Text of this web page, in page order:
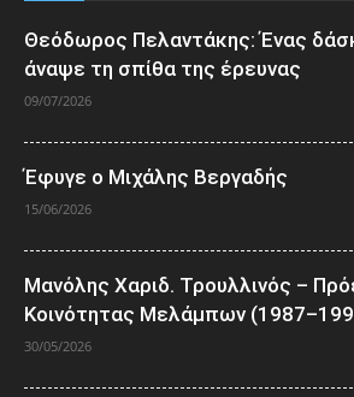
Θεόδωρος Πελαντάκης: Ένας
άναψε τη σπίθα της έρευνας
09/07/2026
Έφυγε ο Μιχάλης Βεργαδής
15/06/2026
Μανόλης Χαριδ. Τρουλλινός –
Κοινότητας Μελάμπων
30/05/2026